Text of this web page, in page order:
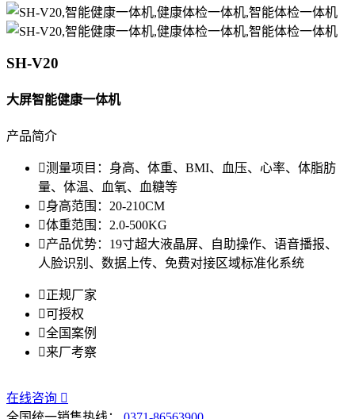
SH-V20
大屏智能健康一体机
产品简介
测量项目： 身高、体重、BMI、血压、心率、体脂肪
量、体温、血氧、血糖等
身高范围： 20-210CM
体重范围： 2.0-500KG
产品优势： 19寸超大液晶屏、自助操作、语音播报、
人脸识别、数据上传、免费对接区域标准化系统
正规厂家
可授权
全国案例
来厂考察
在线咨询 